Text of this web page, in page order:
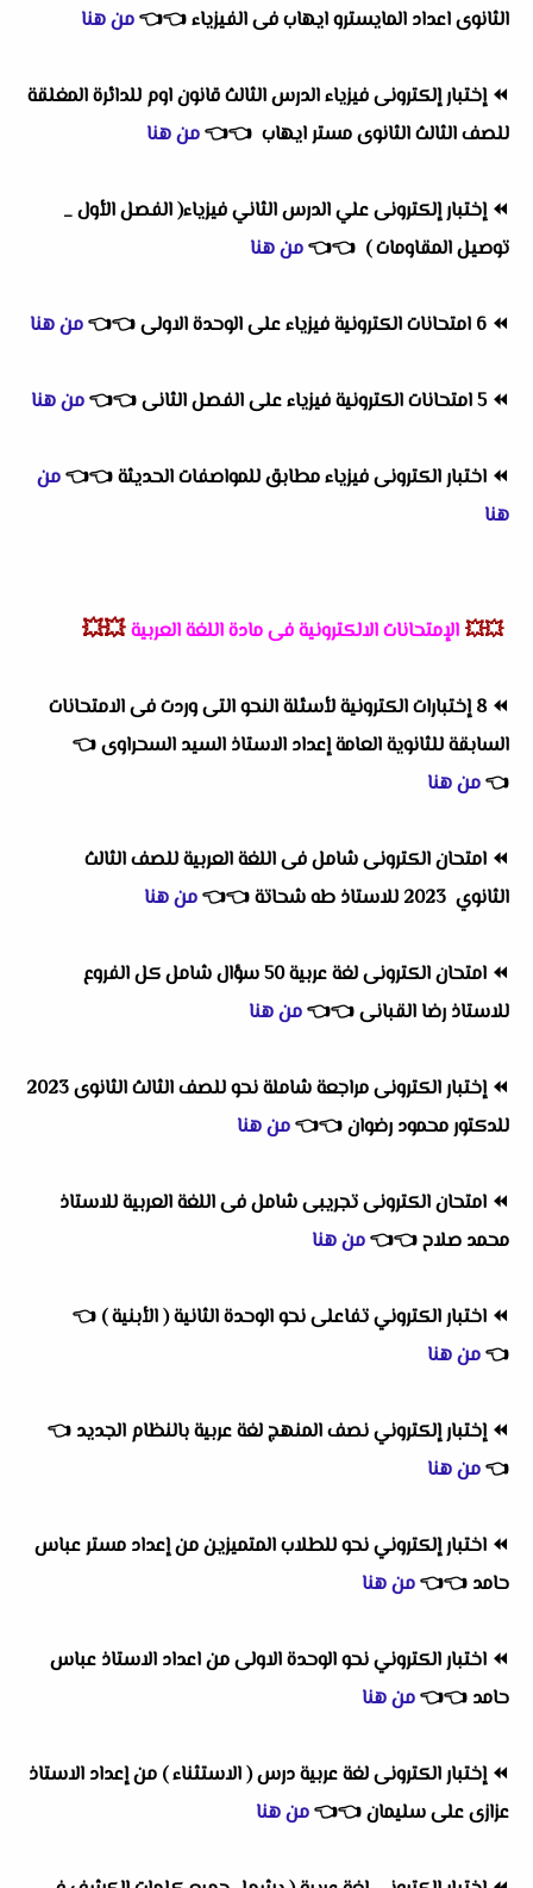
الثانوى اعداد المايسترو ايهاب فى الفيزياء👈
👈من هنا
⏪إختبار إلكترونى فيزياء الدرس الثالث قانون اوم للدائرة المغلقة
للصف الثالث الثانوى مستر ايهاب 👈
👈من هنا
⏪إختبار إلكترونى علي الدرس الثاني فيزياء( الفصل الأول _
توصيل المقاومات ) 👈
👈من هنا
⏪ 6 امتحانات الكترونية فيزياء على الوحدة الاولى 👈
👈من هنا
⏪5 امتحانات الكترونية فيزياء على الفصل الثانى 👈
👈من هنا
⏪ اختبار الكترونى فيزياء مطابق للمواصفات الحديثة👈
👈من
هنا
💥💥 الإمتحانات الالكترونية فى مادة اللغة العربية 💥💥
⏪ 8 إختبارات الكترونية لأسئلة النحو التى وردت فى الامتحانات
السابقة للثانوية العامة إعداد الاستاذ السيد السحراوى👈
👈من هنا
⏪ امتحان الكترونى شامل فى اللغة العربية للصف الثالث
الثانوي 2023 للاستاذ طه شحاتة
👈
👈من هنا
⏪
امتحان الكترونى لغة عربية 50 سؤال شامل كل الفروع
للاستاذ رضا القبانى👈
👈من هنا
⏪
إختبار الكترونى مراجعة شاملة نحو للصف الثالث الثانوى 2023
للدكتور محمود رضوان👈
👈من هنا
⏪ امتحان الكترونى تجريبى شامل فى اللغة العربية للاستاذ
محمد صلاح👈
👈من هنا
⏪ اختبار الكتروني تفاعلى نحو الوحدة الثانية ( الأبنية ) 👈
👈من هنا
⏪إختبار إلكتروني نصف المنهج لغة عربية بالنظام الجديد 👈
👈من هنا
⏪ اختبار إلكتروني نحو للطلاب المتميزين من إعداد مستر عباس
حامد 👈
👈من هنا
⏪ اختبار الكتروني نحو الوحدة الاولى من اعداد الاستاذ عباس
حامد 👈
👈من هنا
⏪إختبار الكترونى لغة عربية درس ( الاستثناء ) من إعداد الاستاذ
عزازى على سليمان👈
👈من هنا